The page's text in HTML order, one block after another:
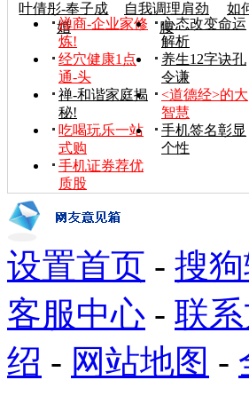
叶倩彤-奉子成
婚
自我调理肩劲
腰
如
禅商-企业家修
炼!
心态改变命运
解析
经穴健康1点
通-头
养生12字诀孔
令谦
禅-和谐家庭揭
秘!
<道德经>的大
智慧
吃喝玩乐一站
式购
手机签名彰显
个性
手机证券荐优
质股
设置首页 - 搜
客服中心 - 联
绍 - 网站地图 -